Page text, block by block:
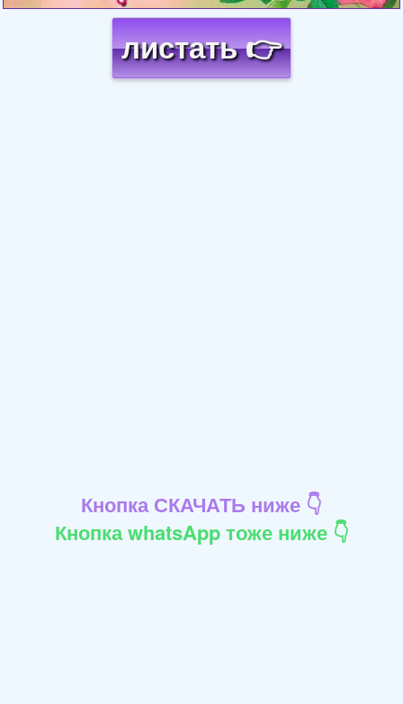
листать 👉
Кнопка СКАЧАТЬ ниже 👇
Кнопка whatsApp тоже ниже 👇